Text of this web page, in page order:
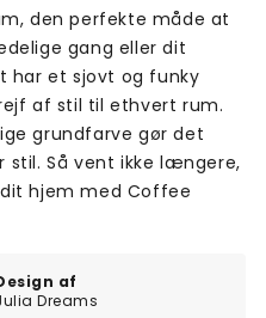
af
Dreams
den perfekte måde at
gang eller dit
har et sjovt og funky
af stil til ethvert rum.
grundfarve gør det
stil. Så vent ikke længere,
hjem med Coffee